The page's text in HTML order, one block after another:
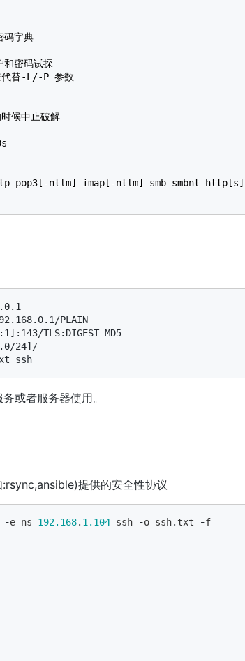
码字典
密码试探
代替-L/-P 参数
候中止破解
ftp pop3[-ntlm] imap[-ntlm] smb smbnt
PLAIN
TLS:DIGEST-MD5
24]/
或者服务器使用。
提供的安全性协议
-e ns 192.168. 1.104 ssh -o ssh. txt -f